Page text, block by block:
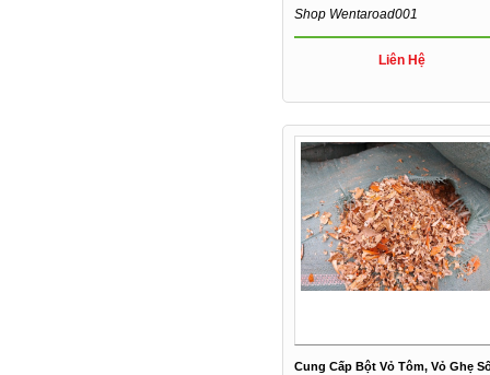
Shop Wentaroad001
Liên Hệ
Cung Cấp Bột Vỏ Tôm, Vỏ Ghẹ